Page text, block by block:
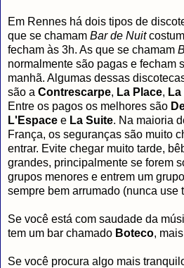
Em Rennes há dois tipos de
que se chamam Bar de Nuit
fecham às 3h. As que se chamam
normalmente são pagas e fecham
manhã. Algumas dessas
são a Contrescarpe, La Place,
Entre os pagos os melhores são
L'Espace e La Suite. Na maioria
França, os seguranças são muito
entrar. Evite chegar muito tarde,
grandes, principalmente se forem
grupos menores e entrem um
sempre bem arrumado (nunca use
Se você está com saudade da
tem um bar chamado Boteco,
Se você procura algo mais